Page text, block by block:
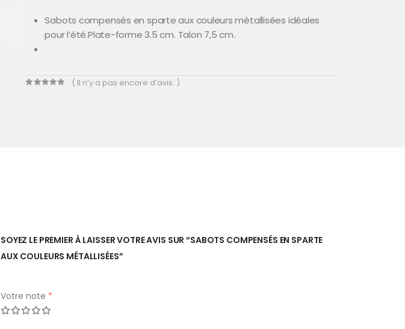
Sabots compensés en sparte aux couleurs métallisées idéales
pour l’été.Plate-forme 3.5 cm. Talon 7,5 cm.
( Il n’y a pas encore d’avis. )
SOYEZ LE PREMIER À LAISSER VOTRE AVIS SUR “SABOTS COMPENSÉS EN SPARTE
AUX COULEURS MÉTALLISÉES”
Votre note *